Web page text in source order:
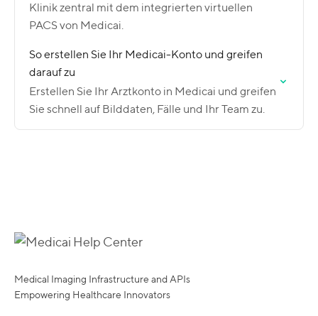
Klinik zentral mit dem integrierten virtuellen
PACS von Medicai.
So erstellen Sie Ihr Medicai-Konto und greifen
darauf zu
Erstellen Sie Ihr Arztkonto in Medicai und greifen
Sie schnell auf Bilddaten, Fälle und Ihr Team zu.
Medical Imaging Infrastructure and APIs
Empowering Healthcare Innovators